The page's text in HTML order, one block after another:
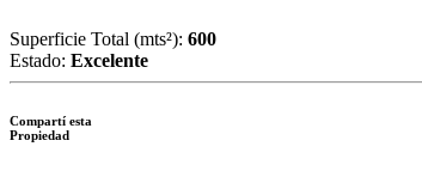
Superficie Total (mts²): 600
Estado: Excelente
Compartí esta
Propiedad